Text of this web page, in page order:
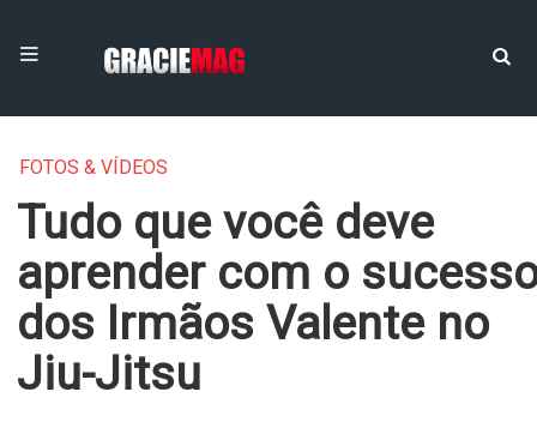
FOTOS & VÍDEOS
Tudo que você deve
aprender com o
dos Irmãos Valente no
Jiu-Jitsu